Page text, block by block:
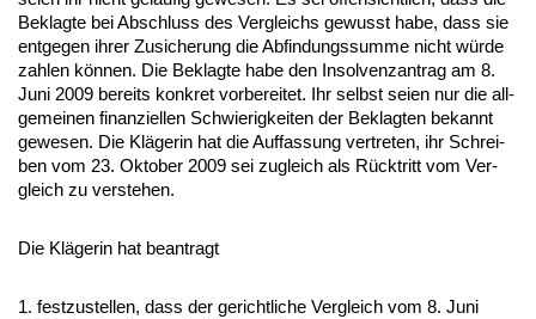
Be­klag­te bei Ab­schluss des Ver­gleichs ge­wusst ha­be, dass sie
ent­ge­gen ih­rer Zu­si­che­rung die Ab­fin­dungs­sum­me nicht würde
zah­len können. Die Be­klag­te ha­be den In­sol­venz­an­trag am 8.
Ju­ni 2009 be­reits kon­kret vor­be­rei­tet. Ihr selbst sei­en nur die all­
ge­mei­nen fi­nan­zi­el­len Schwie­rig­kei­ten der Be­klag­ten be­kannt
ge­we­sen. Die Kläge­rin hat die Auf­fas­sung ver­tre­ten, ihr Schrei­
ben vom 23. Ok­to­ber 2009 sei zu­gleich als Rück­tritt vom Ver­
gleich zu ver­ste­hen.
Die Kläge­rin hat be­an­tragt
1. fest­zu­stel­len, dass der ge­richt­li­che Ver­gleich vom 8. Ju­ni